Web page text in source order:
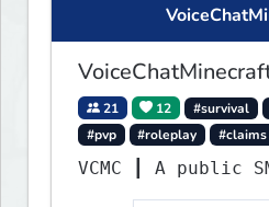
21 12 #survival
#pvp
#roleplay #claims
VCMC ┃ A public